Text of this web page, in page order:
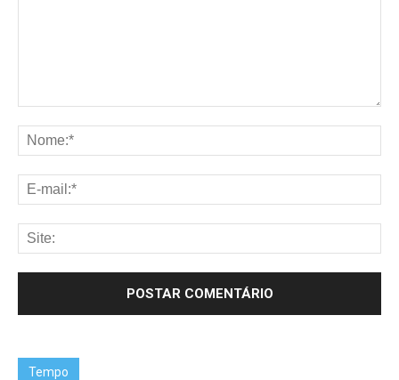
Tempo